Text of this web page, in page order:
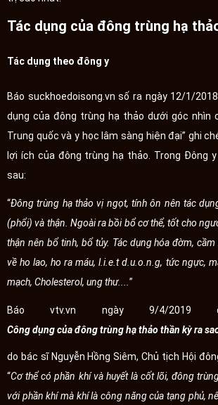
Tác dụng của đông trùng hạ
Tác dụng theo đông y
Báo suckhoedoisong.vn số ra ngày 12/1/
dụng của đông trùng hạ thảo dưới góc nhìn
Trung quốc và y học lâm sàng hiện đại” ghi
lợi ích của đông trùng hạ thảo. Trong Đông
sau:
“Đông trùng hạ thảo vị ngọt, tính ôn nên tác
(phổi) và thận. Ngoài ra bồi bổ cơ thể, tốt cho
thận nên bổ tinh, bổ tủy. Tác dụng hóa đờm,
về ho lao, ho ra máu, l.i.e.t d.u.o.n.g, tức ngực,
mạch, Cholesterol, ung thư.... ”
Báo vtv.vn ngày 9/4/
Công dụng của đông trùng hạ thảo thần kỳ ra
do bác sĩ Nguyễn Hồng Siêm, Chủ tịch Hội
“Cơ thể có phần khí và huyết là cốt lõi, đông
với phần khí mà khí là công năng của tạng phủ,